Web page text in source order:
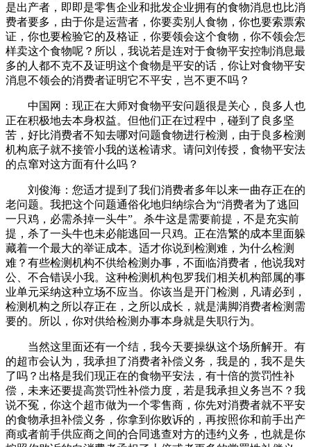
是出产者，即即是零售企业和批发企业拥有的食物消息也比消
费者要多，由于你是运营者，你要卖别人食物，你也要索票索
证，你也要检验它的及格证，你要领会这个食物，你不领会怎
样卖这个食物呢？所以，我说若是连对于食物平安控制消息最
多的人都不克不及证明这个食物是平安的话，你让对食物平安
消息不领会的消费者证明它不平安，岂不更不吗？
中国网：现正在大师对食物平安问题很是关心，良多人也
正在积极地去本身权益。但他们正在过程中，碰到了良多坚
苦，好比消费者不知去哪对问题食物进行检测，由于良多检测
机构底子就不接管小我的送检请求。请问刘传授，食物平安法
的点窜对这方面有什么吗？
刘俊海：您适才提到了我们消费者多年以来一曲存正在的
老问题。我把这个问题通俗化地归纳综合为“消费者为了逃回
一只鸡，必需杀掉一头牛”。杀牛这是需要前提，不是充实前
提，杀了一头牛也未必能逃回一只鸡。正在浩繁的成本里面躲
藏着一个最大的举证成本。适才你说到检测难，为什么检测
难？有些检测机构不供给检测办事，不面临消费者，他说我对
公、不合错误小我。这种检测机构包罗我们相关机构部属的事
业单元采纳这种立场不应当。你该当是开门检测，凡请必到，
检测机构之所以存正在，之所以成长，就是满脚消费者检测需
要的。所以，你对供给检测办事本身就是失职行为。
当然这里面还有一个结，我今天要操纵这个场所解开。有
的超市会认为，我承担了消费者补偿义务，我是的，我不是失
了吗？出格是我们现正在的食物平安法，有十倍的赏罚性补
偿，未来还要提高赏罚性补偿力度，若是我承担义务岂不？我
说不冤，你这个超市做为一个零售商，你先对消费者就不平安
的食物承担补偿义务，你拿到你败诉的，再按照你和前手出产
商或者前手供应商之间的合同逃查对方的违约义务，也就是你